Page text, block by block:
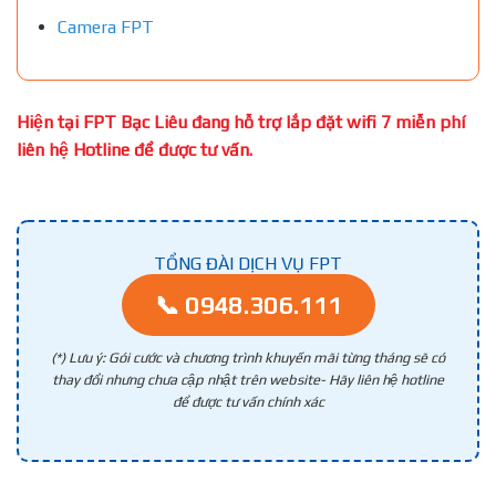
Camera FPT
Hiện tại FPT Bạc Liêu đang hỗ trợ lắp đặt wifi 7 miễn phí
liên hệ Hotline để được tư vấn.
TỔNG ĐÀI DỊCH VỤ FPT
📞 0948.306.111
(*) Lưu ý: Gói cước và chương trình khuyến mãi từng tháng sẽ có
thay đổi nhưng chưa cập nhật trên website- Hãy liên hệ hotline
để được tư vấn chính xác